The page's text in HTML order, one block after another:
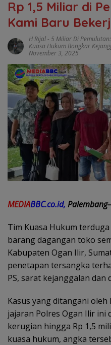
Rp 1,5 Miliar di
Kami Baru
H Rijal- 5 Miliar Di
Kuasa Hukum Bongkar
November 3, 2025
MEDIABBC.co.id, Palembang–
Tim Kuasa Hukum
barang dagangan toko
Kabupaten Ogan Ilir,
penetapan tersangka
PS, sarat kejanggalan
Kasus yang ditangani
jajaran Polres Ogan Ilir ini
kerugian hingga Rp 1,5
kuasa hukum, angka